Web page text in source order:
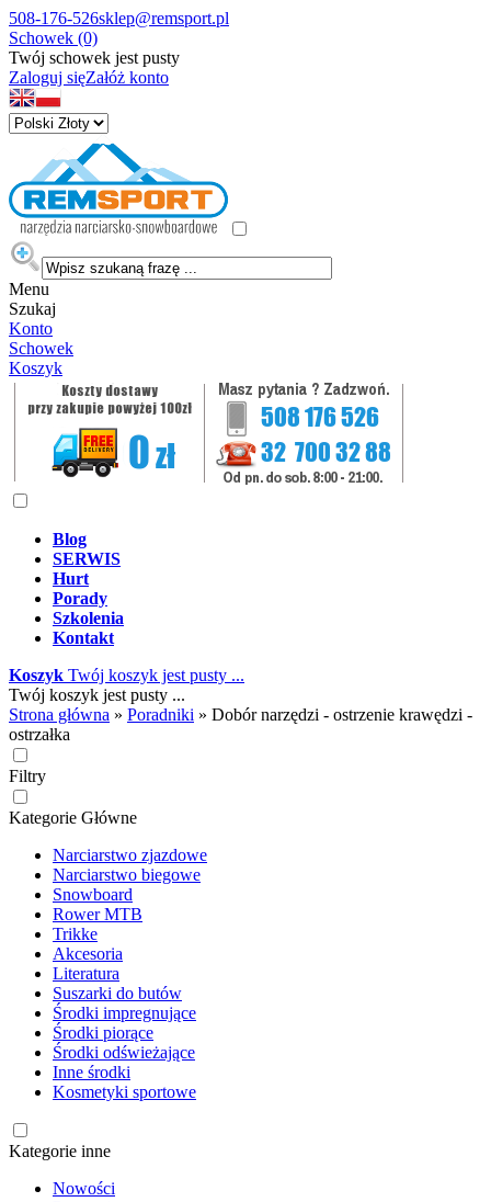
508-176-526sklep@remsport.pl
Schowek (0)
Twój schowek jest pusty
Zaloguj sięZałóż konto
Menu
Szukaj
Konto
Schowek
Koszyk
Blog
SERWIS
Hurt
Porady
Szkolenia
Kontakt
Koszyk Twój koszyk jest pusty ...
Twój koszyk jest pusty ...
Strona główna » Poradniki » Dobór narzędzi - ostrzenie krawędzi -
ostrzałka
Filtry
Kategorie Główne
Narciarstwo zjazdowe
Narciarstwo biegowe
Snowboard
Rower MTB
Trikke
Akcesoria
Literatura
Suszarki do butów
Środki impregnujące
Środki piorące
Środki odświeżające
Inne środki
Kosmetyki sportowe
Kategorie inne
Nowości